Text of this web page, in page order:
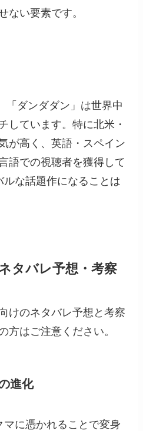
ない要素です。
「ダンダダン」は世界中
しています。特に北米・
が高く、英語・スペイン
語での視聴者を獲得して
な話題作になることは
タバレ予想・考察
けのネタバレ予想と考察
方はご注意ください。
進化
に憑かれることで変身